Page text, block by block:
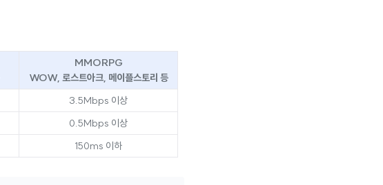
MMORPG
WOW, 로스트아크, 메이플스토리 등
3.5Mbps 이상
0.5Mbps 이상
150ms 이하